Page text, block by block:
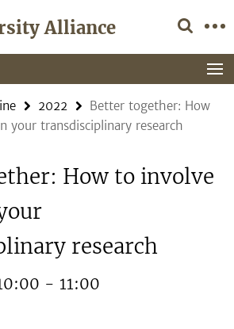
Alliance
2022
Better together: How
your transdisciplinary research
How to involve
research
- 11:00